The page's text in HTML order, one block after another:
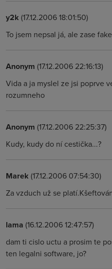
y2k (17.12.2006 18:01:50)
To jsem nepsal já, ale zase
Anonym (17.12.2006 22:16:13)
Vida a ja myslel ze jsi poprve
rozumneho
Anonym (17.12.2006 22:25:37)
Kudy, kudy do ní cestička...?
Marek (17.12.2006 07:54:30)
Za vzduch už se
lama (16.12.2006 12:47:57)
dam ti cislo uctu a prosim te
ten legalni software, jo?